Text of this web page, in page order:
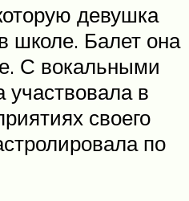
девушка
школе. Балет она
С вокальными
в
своего
по